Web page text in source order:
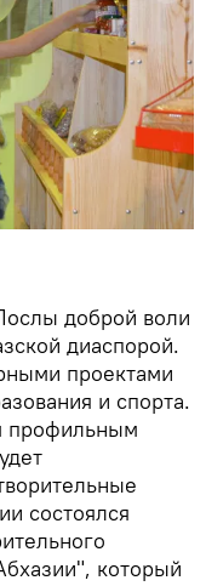
доброй воли
диаспорой.
проектами
и спорта.
профильным
состоялся
который